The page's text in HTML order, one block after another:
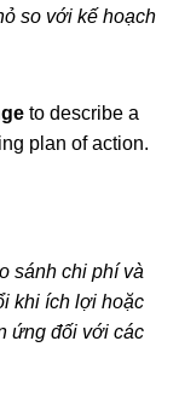
so với kế hoạch
to describe a
plan of action.
sánh chi phí và
khi ích lợi hoặc
ứng đối với các